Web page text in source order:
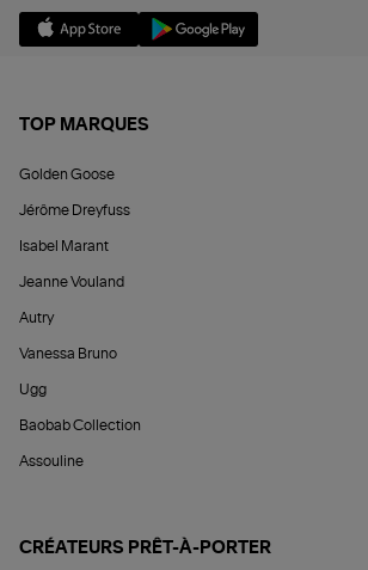
TOP MARQUES
Golden Goose
Jérôme Dreyfuss
Isabel Marant
Jeanne Vouland
Autry
Vanessa Bruno
Ugg
Baobab Collection
Assouline
CRÉATEURS PRÊT-À-PORTER